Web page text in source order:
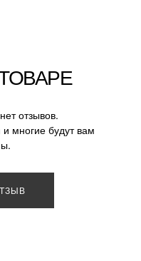
отзывов.
многие будут вам